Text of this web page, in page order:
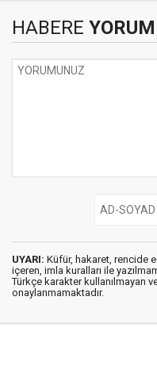
HABERE
UYARI: Küfür, hakaret, rencide
içeren, imla kuralları ile
Türkçe karakter kullanılmayan
onaylanmamaktadır.